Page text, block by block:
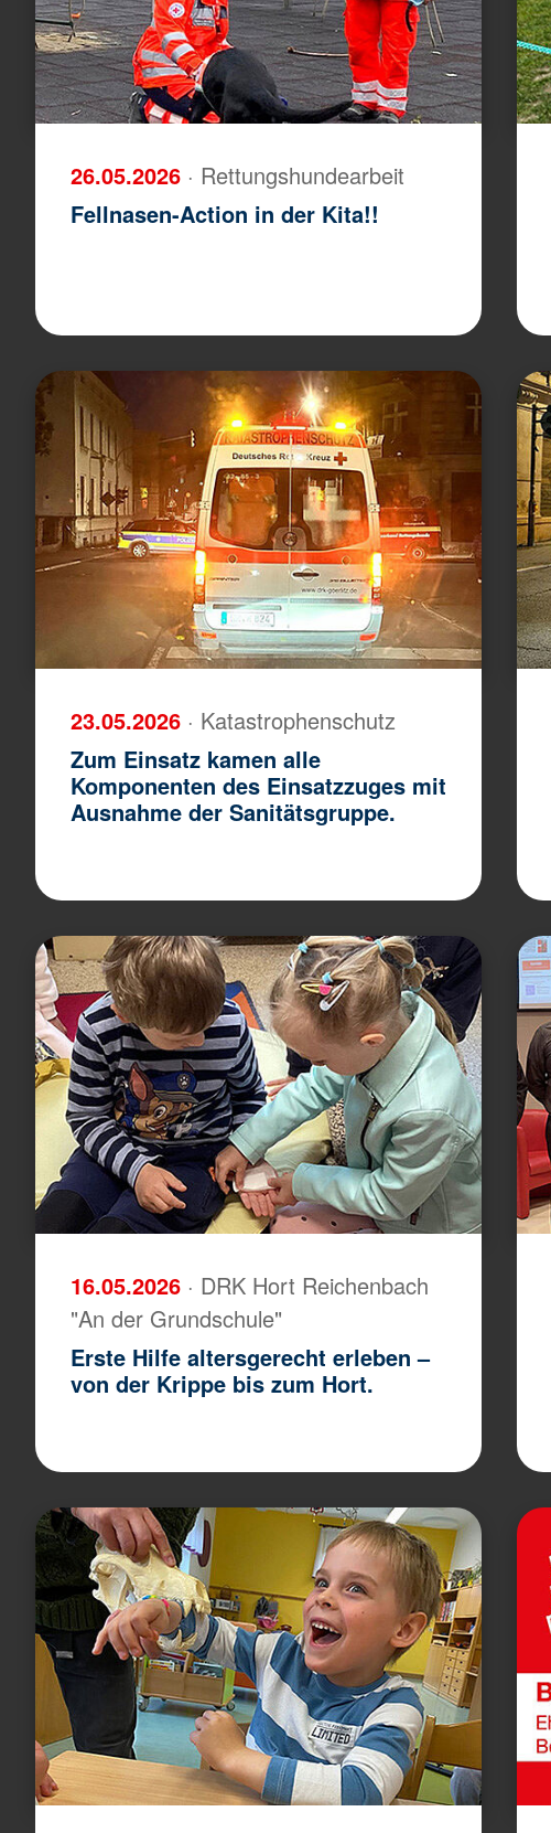
26.05.2026 · Rettungshundearbeit
Fellnasen-Action in der Kita!!
23.05.2026 · Katastrophenschutz
Zum Einsatz kamen alle
Komponenten des Einsatzzuges mit
Ausnahme der Sanitätsgruppe.
16.05.2026 · DRK Hort Reichenbach
"An der Grundschule"
Erste Hilfe altersgerecht erleben –
von der Krippe bis zum Hort.